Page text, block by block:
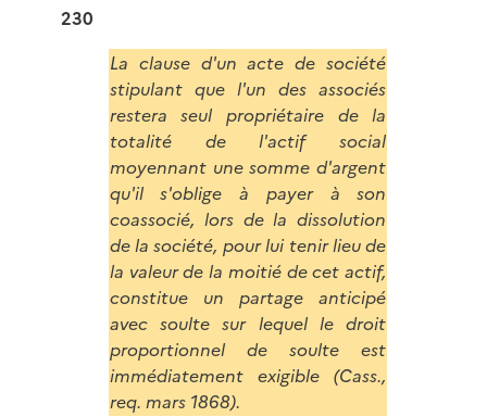
230
La clause d'un acte de société
stipulant que l'un des associés
restera seul propriétaire de la
totalité de l'actif social
moyennant une somme d'argent
qu'il s'oblige à payer à son
coassocié, lors de la dissolution
de la société, pour lui tenir lieu de
la valeur de la moitié de cet actif,
constitue un partage anticipé
avec soulte sur lequel le droit
proportionnel de soulte est
immédiatement exigible (Cass.,
req. mars 1868).